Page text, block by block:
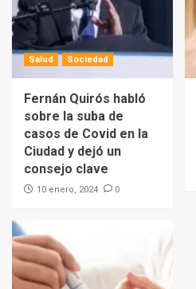
Salud Sociedad
Fernán Quirós habló
sobre la suba de
casos de Covid en la
Ciudad y dejó un
consejo clave
10 enero, 2024 0